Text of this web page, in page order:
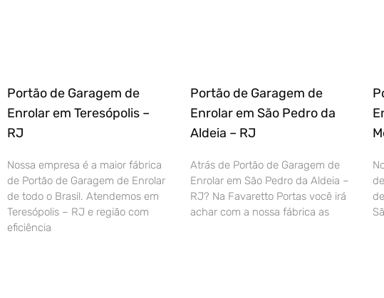
Portão de Garagem de
Enrolar em Teresópolis –
RJ
Nossa empresa é a maior fábrica
de Portão de Garagem de Enrolar
de todo o Brasil. Atendemos em
Teresópolis – RJ e região com
eficiência
Portão de Garagem de
Enrolar em São Pedro da
Aldeia – RJ
Atrás de Portão de Garagem de
Enrolar em São Pedro da Aldeia –
RJ? Na Favaretto Portas você irá
achar com a nossa fábrica as